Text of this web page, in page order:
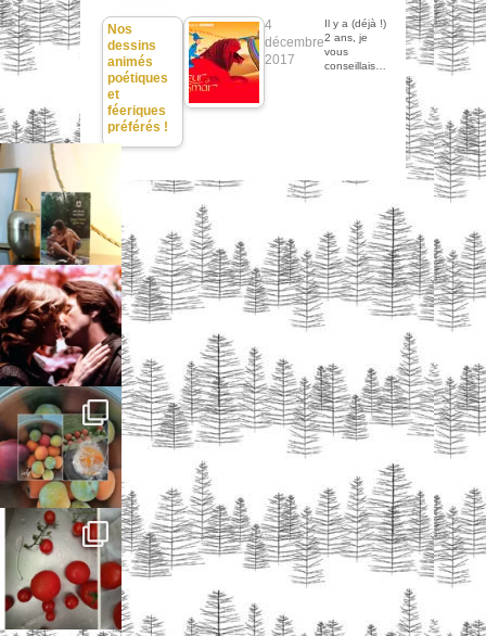
Nos
dessins
animés
poétiques
et
féeriques
préférés !
4
décembre
2017
Il y a (déjà !)
2 ans, je
vous
conseillais…